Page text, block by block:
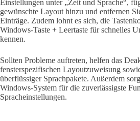
Einstellungen unter „Zeit und Sprache“,
gewünschte Layout hinzu und entfernen
Einträge. Zudem lohnt es sich, die
Windows-Taste + Leertaste für schnelles
kennen.
Sollten Probleme auftreten, helfen das
fensterspezifischen Layoutzuweisung
überflüssiger Sprachpakete. Außerdem
Windows-System für die zuverlässigste
Spracheinstellungen.